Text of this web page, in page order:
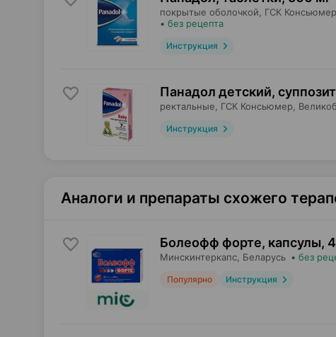
покрытые оболочкой, ГСК Консьюмер
• без рецепта
Инструкция
Панадол детский,
ректальные, ГСК Консьюмер ,
Инструкция
Аналоги и препараты схожего
Болеофф форте, капсулы,
Минскинтеркапс , Беларусь • без
Популярно Инструкция